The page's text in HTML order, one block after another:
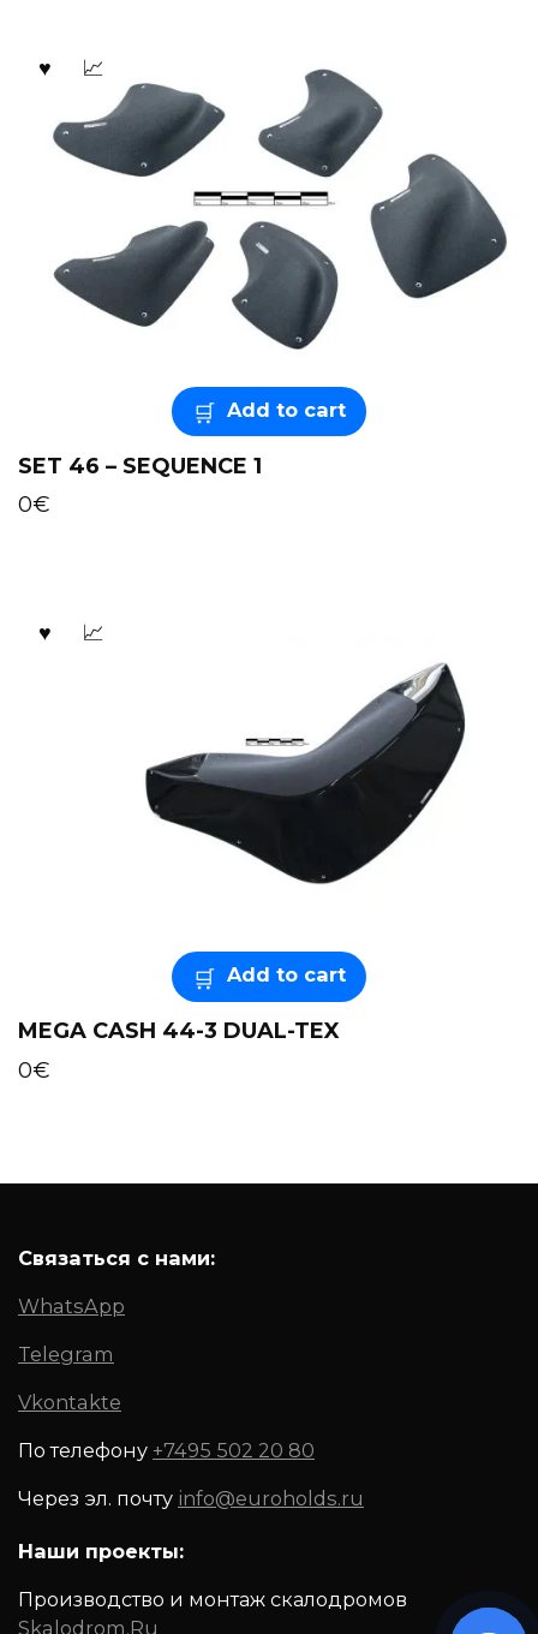
Add to cart
SET 46 – SEQUENCE 1
0€
Add to cart
MEGA CASH 44-3 DUAL-TEX
0€
Связаться с нами:
WhatsApp
Telegram
Vkontakte
По телефону +7495 502 20 80
Через эл. почту info@euroholds.ru
Наши проекты:
Производство и монтаж скалодромов
Skalodrom.Ru